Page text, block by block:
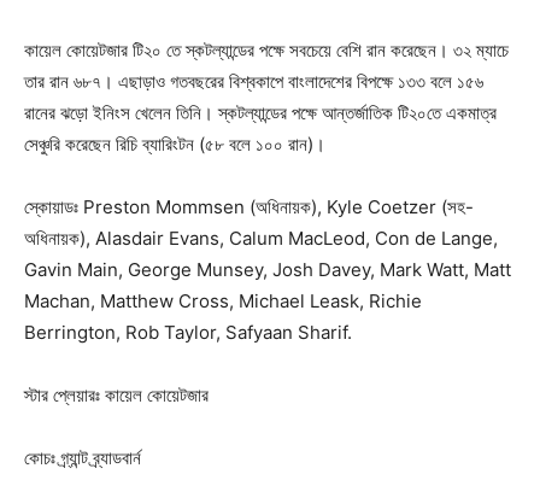
কায়েল কোয়েটজার টি২০ তে স্কটল্যান্ডের পক্ষে সবচেয়ে বেশি রান করেছেন। ৩২ ম্যাচে
তার রান ৬৮৭। এছাড়াও গতবছরের বিশ্বকাপে বাংলাদেশের বিপক্ষে ১৩৩ বলে ১৫৬
রানের ঝড়ো ইনিংস খেলেন তিনি। স্কটল্যান্ডের পক্ষে আন্তর্জাতিক টি২০তে একমাত্র
সেঞ্চুরি করেছেন রিচি ব্যারিংটন (৫৮ বলে ১০০ রান)।
স্কোয়াডঃ Preston Mommsen (অধিনায়ক), Kyle Coetzer (সহ-
অধিনায়ক), Alasdair Evans, Calum MacLeod, Con de Lange,
Gavin Main, George Munsey, Josh Davey, Mark Watt, Matt
Machan, Matthew Cross, Michael Leask, Richie
Berrington, Rob Taylor, Safyaan Sharif.
স্টার প্লেয়ারঃ কায়েল কোয়েটজার
কোচঃ গ্র্যান্ট ব্র্যাডবার্ন